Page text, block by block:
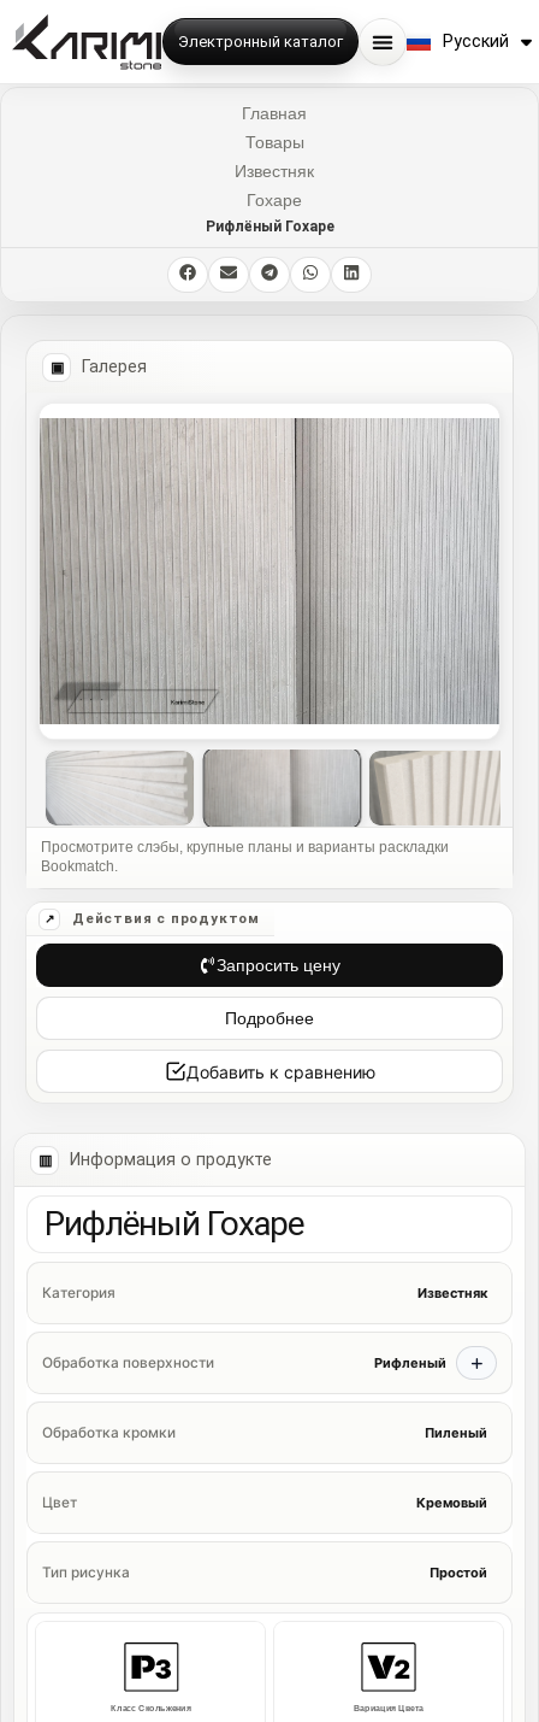
Русский
فارسی
Электронный каталог
Главная
Товары
Известняк
Гохаре
Рифлёный Гохаре
Галерея
Запросить цену
Подробнее
Добавить к сравнению
Информация о продукте
Рифлёный Гохаре
Категория Известняк
Обработка поверхности Рифленый
Обработка кромки Пиленый
Цвет Кремовый
Тип рисунка Простой
Класс Скольжения Вариация Цвета